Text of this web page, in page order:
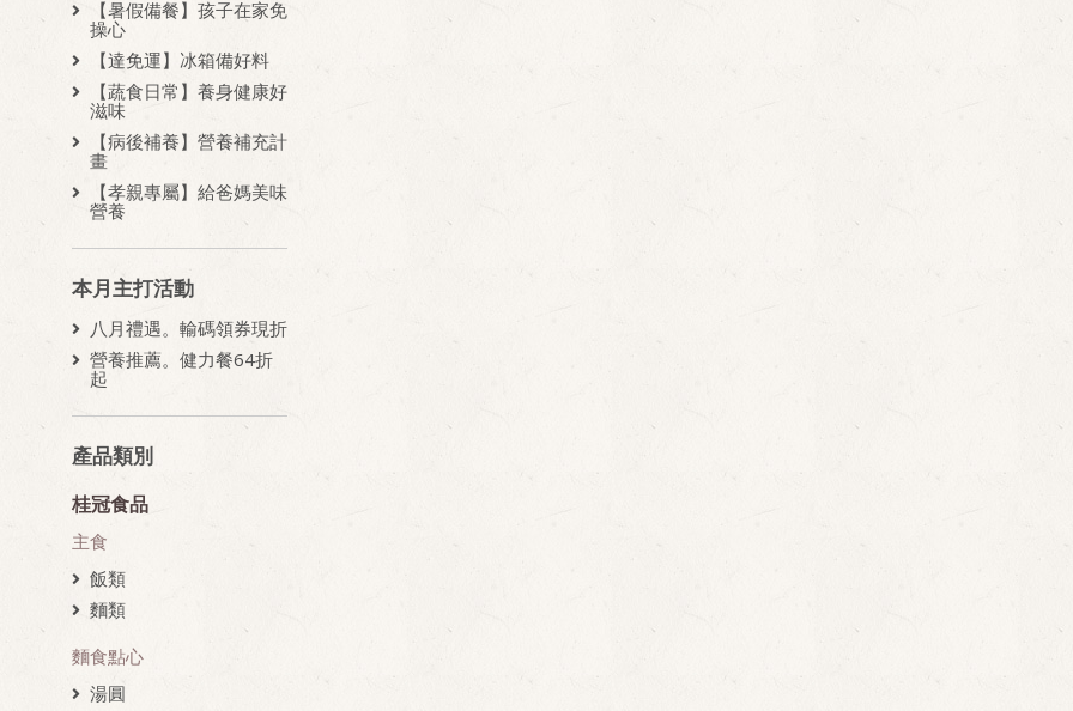
【暑假備餐】孩子在家免
操心
【達免運】冰箱備好料
【蔬食日常】養身健康好
滋味
【病後補養】營養補充計
畫
【孝親專屬】給爸媽美味
營養
本月主打活動
八月禮遇。輸碼領券現折
營養推薦。健力餐64折
起
產品類別
桂冠食品
主食
飯類
麵類
麵食點心
湯圓